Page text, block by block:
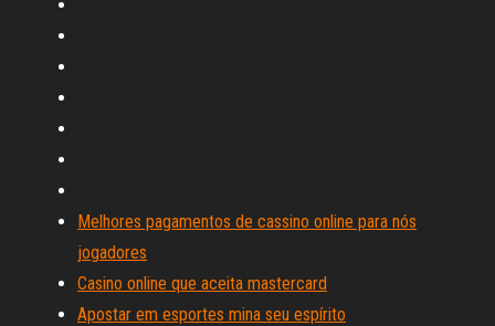
Melhores pagamentos de cassino online para nós
jogadores
Casino online que aceita mastercard
Apostar em esportes mina seu espírito